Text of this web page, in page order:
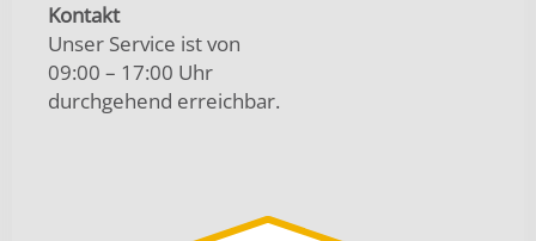
Kontakt
Unser Service ist von
09:00 – 17:00 Uhr
durchgehend erreichbar.